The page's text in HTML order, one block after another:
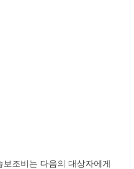
조비는 다음의 대상자에게